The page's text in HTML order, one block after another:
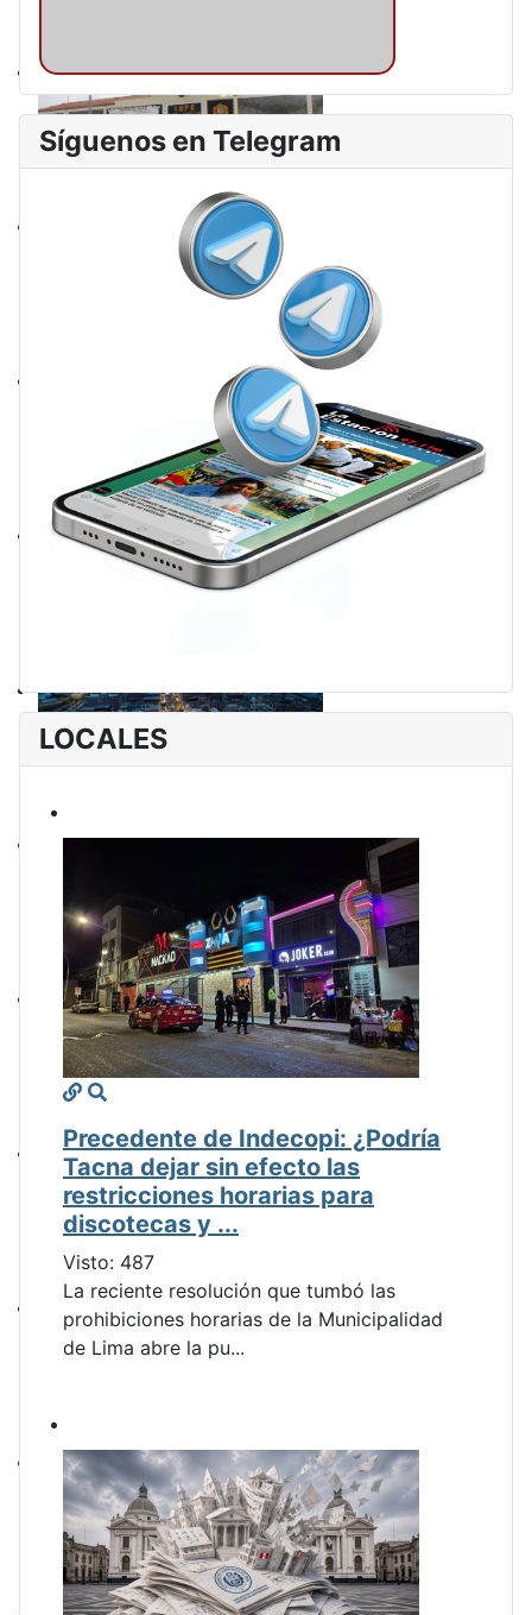
Síguenos en Telegram
LOCALES
Precedente de Indecopi: ¿Podría
Tacna dejar sin efecto las
restricciones horarias para
discotecas y ...
Visto: 487
La reciente resolución que tumbó las
prohibiciones horarias de la Municipalidad
de Lima abre la pu...